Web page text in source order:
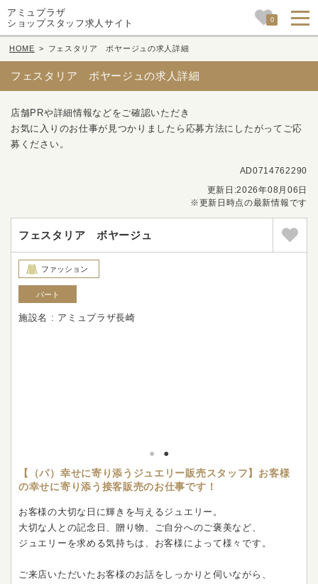
アミュプラザ
ショップスタッフ求人サイト
0
HOME > フェスタリア ボヤージュの求人詳細
フェスタリア ボヤージュの求人詳細
店舗PRや詳細情報などをご確認いただき
お気に入りのお仕事が見つかりましたら応募方法にしたがってご応
募ください。
AD0714762290
更新日:2026年08月06日
※更新日時点の最新情報です
フェスタリア ボヤージュ
ファッション
パート
施設名 : アミュプラザ長崎
【（パ）幸せに寄り添うジュエリー販売スタッフ】お客様
の幸せに寄り添う接客販売のお仕事です！
お客様の大切な日に輝きを与えるジュエリー。
大切な人との記念日、贈り物、ご自分へのご褒美など、
ジュエリーを求める気持ちは、お客様によって様々です。
ご来店いただいたお客様のお話をしっかりと伺いながら、